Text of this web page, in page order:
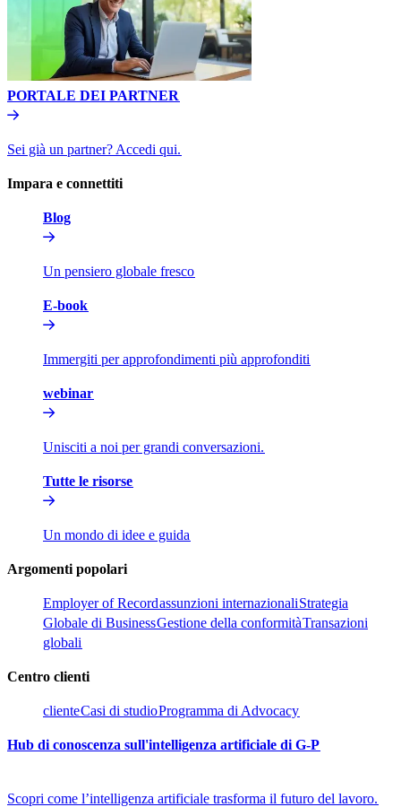
PORTALE DEI PARTNER​​
Sei già un partner? Accedi qui.​​
Impara e connettiti​​
Blog​​
Un pensiero globale fresco​​
E-book​​
Immergiti per approfondimenti più approfonditi​​
webinar​​
Unisciti a noi per grandi conversazioni.​​
Tutte le risorse​​
Un mondo di idee e guida​​
Argomenti popolari​​
Employer of Record​​assunzioni internazionali​​Strategia
Globale di Business​​Gestione della conformità​​Transazioni
globali​​
Centro clienti​​
cliente​​Casi di studio​​Programma di Advocacy​​
Hub di conoscenza sull'intelligenza artificiale di G-P​​
Scopri come l’intelligenza artificiale trasforma il futuro del lavoro.​​